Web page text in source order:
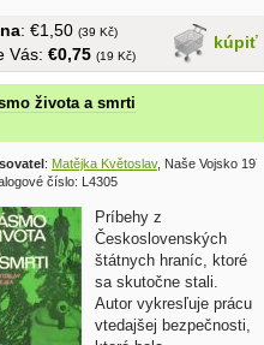
kúpiť
: €1,50 (39 Kč)
Vás: €0,75 (19 Kč)
života a smrti
: Matějka Květoslav, Naše Vojsko 1979
číslo: L4305
Príbehy z
Československých
štátnych hraníc, ktoré
sa skutočne stali.
Autor vykresľuje prácu
vtedajšej bezpečnosti,